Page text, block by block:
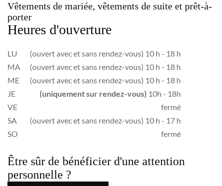
Vêtements de mariée, vêtements de suite et prêt-à-
porter
Heures d'ouverture
LU
(ouvert avec et sans rendez-vous) 10 h - 18 h
MA
(ouvert avec et sans rendez-vous) 10 h - 18 h
ME
(ouvert avec et sans rendez-vous) 10 h - 18 h
JE
(uniquement sur rendez-vous) 10h - 18h
VE
fermé
SA
(ouvert avec et sans rendez-vous) 10 h - 17 h
SO
fermé
Être sûr de bénéficier d'une attention
personnelle ?